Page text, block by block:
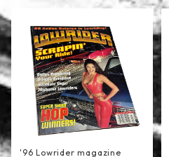
'96 Lowrider magazine